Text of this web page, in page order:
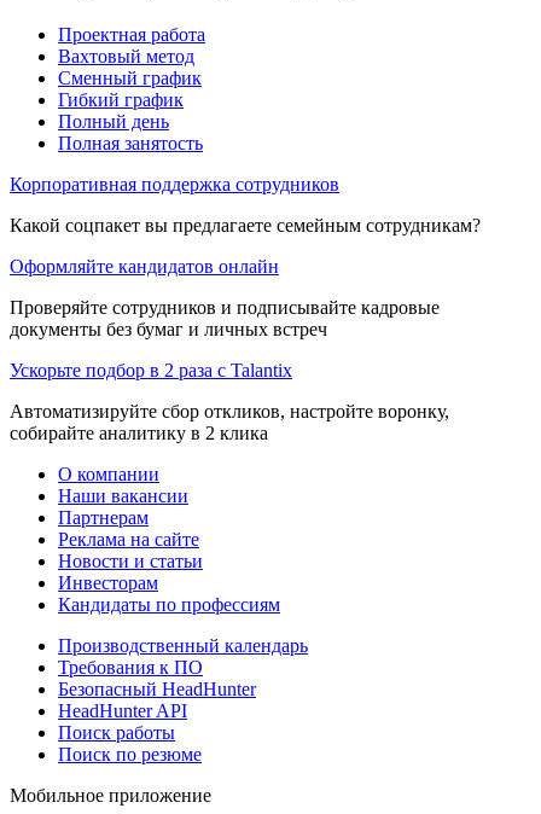
Проектная работа
Вахтовый метод
Сменный график
Гибкий график
Полный день
Полная занятость
Корпоративная поддержка сотрудников
Какой соцпакет вы предлагаете семейным сотрудникам?
Оформляйте кандидатов онлайн
Проверяйте сотрудников и подписывайте кадровые
документы без бумаг и личных встреч
Ускорьте подбор в 2 раза с Talantix
Автоматизируйте сбор откликов, настройте воронку,
собирайте аналитику в 2 клика
О компании
Наши вакансии
Партнерам
Реклама на сайте
Новости и статьи
Инвесторам
Кандидаты по профессиям
Производственный календарь
Требования к ПО
Безопасный HeadHunter
HeadHunter API
Поиск работы
Поиск по резюме
Мобильное приложение